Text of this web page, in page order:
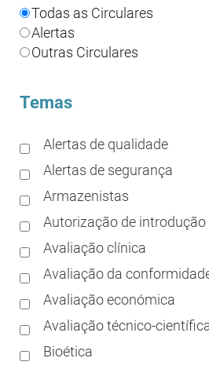
Todas as Circulares
Alertas
Outras Circulares
Temas
Alertas de qualidade
Alertas de segurança
Armazenistas
Autorização de
Avaliação clínica
Avaliação da
Avaliação económica
Avaliação técnico-
Bioética